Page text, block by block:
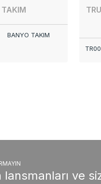
BANYO TAKIM
lansmanları ve